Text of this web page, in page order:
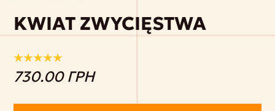
KWIAT ZWYCIĘSTWA
730.00 ГРН